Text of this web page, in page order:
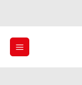
contenu